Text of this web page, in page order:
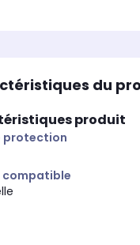
du
produit
protection
compatible